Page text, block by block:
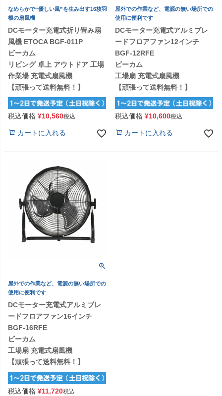
なめらかで“優しい風”を生み出す16枚羽
根の扇風機
DCモーター充電式折り畳み扇
風機 ETOCA BGF-011P
ビーカム
リビング 卓上 アウトドア 工場
作業場 充電式扇風機
【頑張って送料無料！】
税込価格 ¥10,560税込
カートに入れる
屋外での作業など、電源の無い場所での
使用に便利です
DCモーター充電式アルミブレ
ードフロアファン12インチ
BGF-12RFE
ビーカム
工場扇 充電式扇風機
【頑張って送料無料！】
税込価格 ¥10,600税込
カートに入れる
屋外での作業など、電源の無い場所での
使用に便利です
DCモーター充電式アルミブレ
ードフロアファン16インチ
BGF-16RFE
ビーカム
工場扇 充電式扇風機
【頑張って送料無料！】
税込価格 ¥11,720税込